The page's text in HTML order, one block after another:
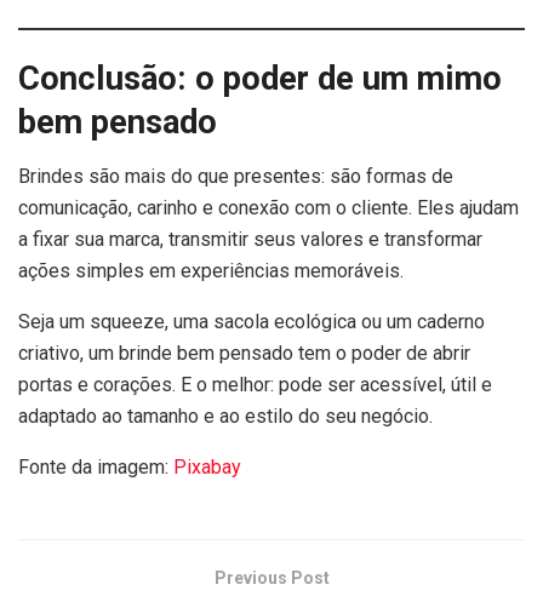
Conclusão: o poder de um mimo
bem pensado
Brindes são mais do que presentes: são formas de
comunicação, carinho e conexão com o cliente. Eles ajudam
a fixar sua marca, transmitir seus valores e transformar
ações simples em experiências memoráveis.
Seja um squeeze, uma sacola ecológica ou um caderno
criativo, um brinde bem pensado tem o poder de abrir
portas e corações. E o melhor: pode ser acessível, útil e
adaptado ao tamanho e ao estilo do seu negócio.
Fonte da imagem: Pixabay
Previous Post